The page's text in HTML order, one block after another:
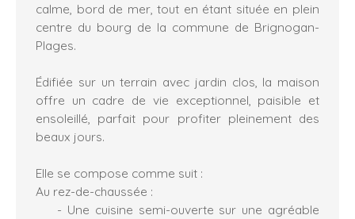
calme, bord de mer, tout en étant située en plein
centre du bourg de la commune de Brignogan-
Plages.
Édifiée sur un terrain avec jardin clos, la maison
offre un cadre de vie exceptionnel, paisible et
ensoleillé, parfait pour profiter pleinement des
beaux jours.
Elle se compose comme suit :
Au rez-de-chaussée :
- Une cuisine semi-ouverte sur une agréable